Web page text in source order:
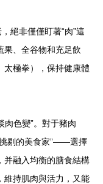
絕非僅僅盯著“肉”這
果、全谷物和充足飲
太極拳），保持健康體
肉色變”。對于豬肉
剔的美食家”——選擇
并融入均衡的膳食結構
維持肌肉與活力，又能